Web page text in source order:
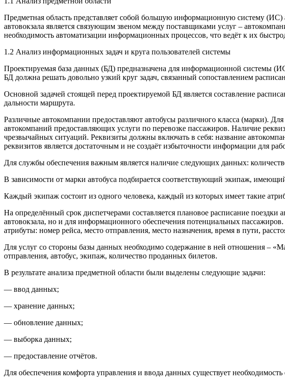
Предметная область представляет собой большую информационную систему
автовокзала является связующим звеном между поставщиками услуг –
необходимость автоматизации информационных процессов, что ведёт к их
1.2 Анализ информационных задач и круга пользователей системы
Проектируемая база данных (БД) предназначена для информационной системы
БД должна решать довольно узкий круг задач, связанный сопоставлением
Основной задачей стоящей перед проектируемой БД является составление
дальности маршрута.
Различные автокомпании предоставляют автобусы различного класса (марки).
автокомпаний предоставляющих услуги по перевозке пассажиров. Наличие
чрезвычайных ситуаций. Реквизиты должны включать в себя: название
реквизитов является достаточным и не создаёт избыточности информации для
Для службы обеспечения важным является наличие следующих данных:
В зависимости от марки автобуса подбирается соответствующий экипаж,
Каждый экипаж состоит из одного человека, каждый из которых имеет такие
На определённый срок диспетчерами составляется плановое расписание
автовокзала, но и для информационного обеспечения потенциальных
атрибуты: номер рейса, место отправления, место назначения, время в пути,
Для услуг со стороны базы данных необходимо содержание в ней отношения –
отправления, автобус, экипаж, количество проданных билетов.
В результате анализа предметной области были выделены следующие задачи:
— ввод данных;
— хранение данных;
— обновление данных;
— выборка данных;
— предоставление отчётов.
Для обеспечения комфорта управления и ввода данных существует